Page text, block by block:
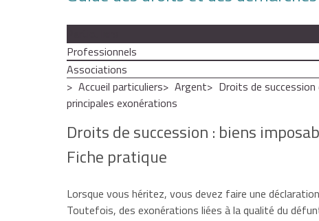
Professionnels
Associations
Accueil particuliers
Argent Droits de
principales exonérations
Droits de succession : biens
Fiche pratique
Lorsque vous héritez, vous devez faire une
Toutefois, des exonérations liées à la qualité du